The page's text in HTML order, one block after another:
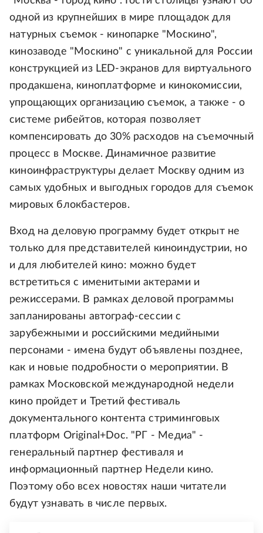
одной из крупнейших в мире площадок для
натурных съемок - кинопарке "Москино",
кинозаводе "Москино" с уникальной для России
конструкцией из LED-экранов для виртуального
продакшена, киноплатформе и кинокомиссии,
упрощающих организацию съемок, а также - о
системе рибейтов, которая позволяет
компенсировать до 30% расходов на съемочный
процесс в Москве. Динамичное развитие
киноинфраструктуры делает Москву одним из
самых удобных и выгодных городов для съемок
мировых блокбастеров.
Вход на деловую программу будет открыт не
только для представителей киноиндустрии, но
и для любителей кино: можно будет
встретиться с именитыми актерами и
режиссерами. В рамках деловой программы
запланированы автограф-сессии с
зарубежными и российскими медийными
персонами - имена будут объявлены позднее,
как и новые подробности о мероприятии. В
рамках Московской международной недели
кино пройдет и Третий фестиваль
документального контента стриминговых
платформ Original+Doc. "РГ - Медиа" -
генеральный партнер фестиваля и
информационный партнер Недели кино.
Поэтому обо всех новостях наши читатели
будут узнавать в числе первых.